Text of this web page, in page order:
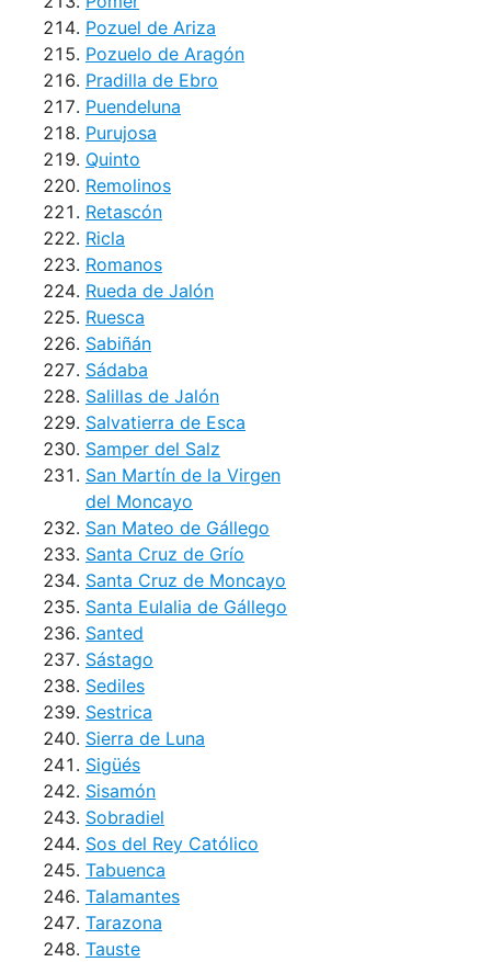
Pozuel de Ariza
Pozuelo de Aragón
Pradilla de Ebro
Puendeluna
Purujosa
Quinto
Remolinos
Retascón
Ricla
Romanos
Rueda de Jalón
Ruesca
Sabiñán
Sádaba
Salillas de Jalón
Salvatierra de Esca
Samper del Salz
San Martín de la Virgen
del Moncayo
San Mateo de Gállego
Santa Cruz de Grío
Santa Cruz de Moncayo
Santa Eulalia de Gállego
Santed
Sástago
Sediles
Sestrica
Sierra de Luna
Sigüés
Sisamón
Sobradiel
Sos del Rey Católico
Tabuenca
Talamantes
Tarazona
Tauste